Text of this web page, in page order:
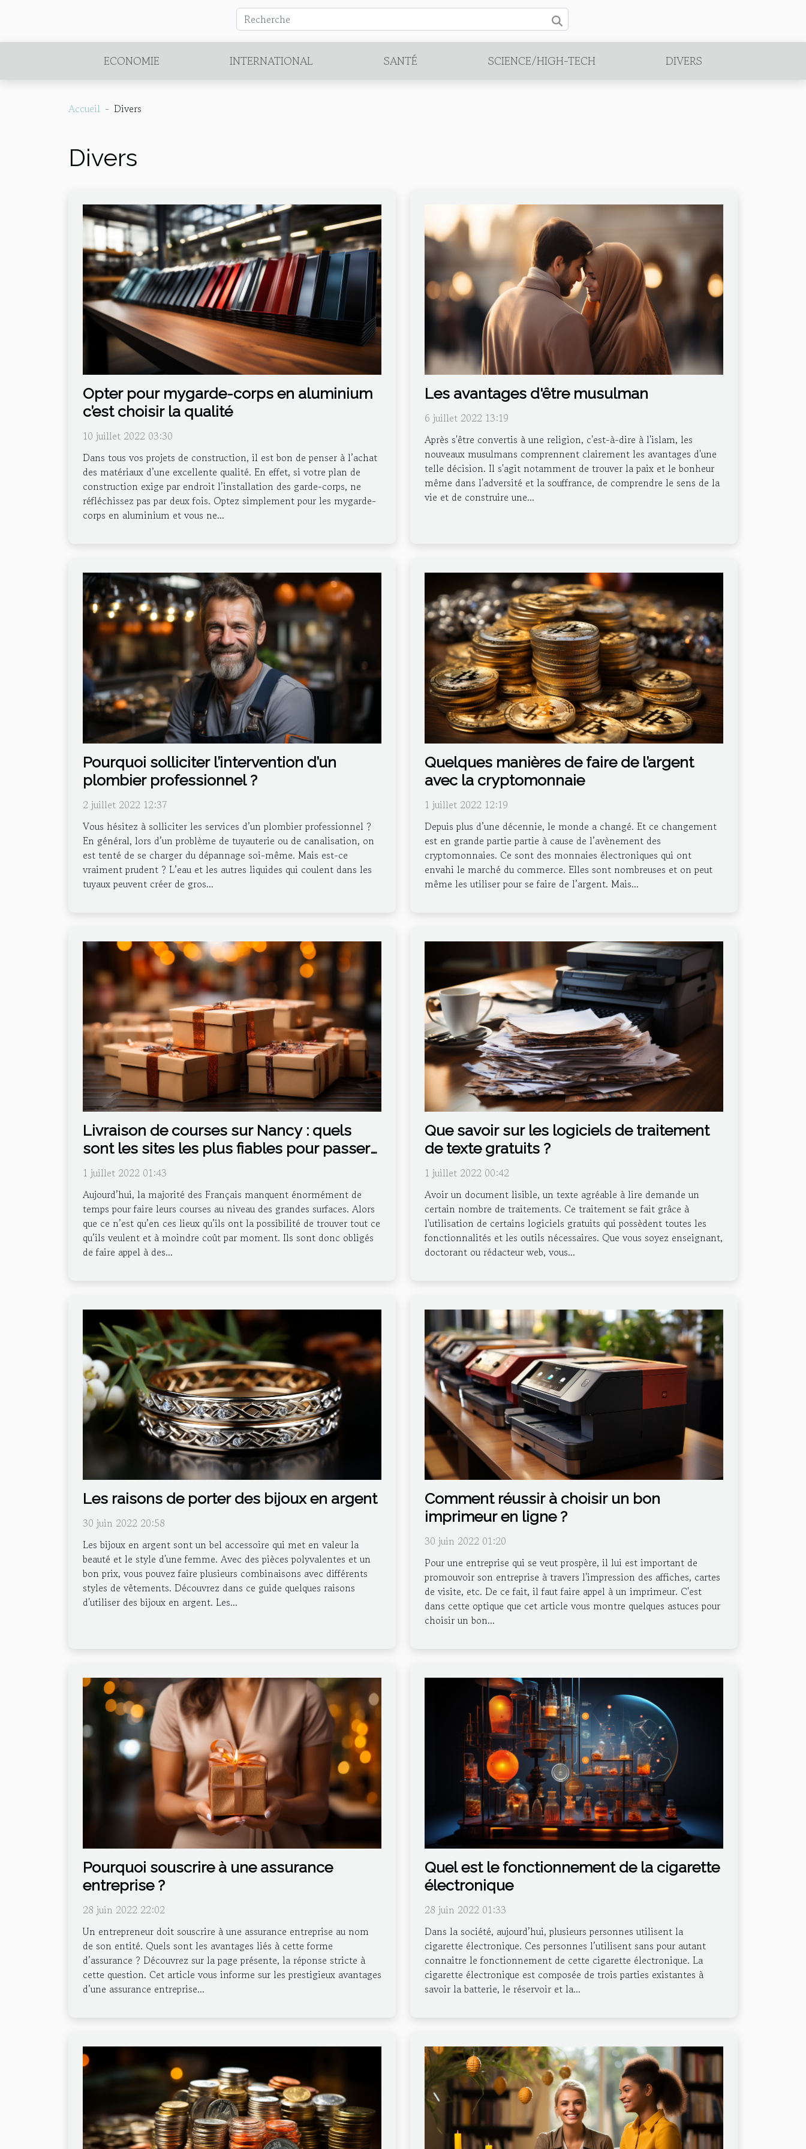
ECONOMIE INTERNATIONAL SANTÉ SCIENCE/HIGH-TECH DIVERS
Accueil Divers
Divers
Opter pour mygarde-corps en aluminium
c’est choisir la qualité
10 juillet 2022 03:30
Dans tous vos projets de construction, il est bon de penser à l’achat
des matériaux d’une excellente qualité. En effet, si votre plan de
construction exige par endroit l’installation des garde-corps, ne
réfléchissez pas par deux fois. Optez simplement pour les mygarde-
corps en aluminium et vous ne...
Les avantages d'être musulman
6 juillet 2022 13:19
Après s'être convertis à une religion, c'est-à-dire à l'islam, les
nouveaux musulmans comprennent clairement les avantages d'une
telle décision. Il s'agit notamment de trouver la paix et le bonheur
même dans l'adversité et la souffrance, de comprendre le sens de la
vie et de construire une...
Pourquoi solliciter l’intervention d’un
plombier professionnel ?
2 juillet 2022 12:37
Vous hésitez à solliciter les services d’un plombier professionnel ?
En général, lors d’un problème de tuyauterie ou de canalisation, on
est tenté de se charger du dépannage soi-même. Mais est-ce
vraiment prudent ? L’eau et les autres liquides qui coulent dans les
tuyaux peuvent créer de gros...
Quelques manières de faire de l’argent
avec la cryptomonnaie
1 juillet 2022 12:19
Depuis plus d’une décennie, le monde a changé. Et ce changement
est en grande partie partie à cause de l’avènement des
cryptomonnaies. Ce sont des monnaies électroniques qui ont
envahi le marché du commerce. Elles sont nombreuses et on peut
même les utiliser pour se faire de l’argent. Mais...
Livraison de courses sur Nancy : quels
sont les sites les plus fiables pour passer
sa commande ?
1 juillet 2022 01:43
Aujourd’hui, la majorité des Français manquent énormément de
temps pour faire leurs courses au niveau des grandes surfaces. Alors
que ce n’est qu’en ces lieux qu’ils ont la possibilité de trouver tout ce
qu’ils veulent et à moindre coût par moment. Ils sont donc obligés
de faire appel à des...
Que savoir sur les logiciels de traitement
de texte gratuits ?
1 juillet 2022 00:42
Avoir un document lisible, un texte agréable à lire demande un
certain nombre de traitements. Ce traitement se fait grâce à
l'utilisation de certains logiciels gratuits qui possèdent toutes les
fonctionnalités et les outils nécessaires. Que vous soyez enseignant,
doctorant ou rédacteur web, vous...
Les raisons de porter des bijoux en argent
30 juin 2022 20:58
Les bijoux en argent sont un bel accessoire qui met en valeur la
beauté et le style d'une femme. Avec des pièces polyvalentes et un
bon prix, vous pouvez faire plusieurs combinaisons avec différents
styles de vêtements. Découvrez dans ce guide quelques raisons
d'utiliser des bijoux en argent. Les...
Comment réussir à choisir un bon
imprimeur en ligne ?
30 juin 2022 01:20
Pour une entreprise qui se veut prospère, il lui est important de
promouvoir son entreprise à travers l'impression des affiches, cartes
de visite, etc. De ce fait, il faut faire appel à un imprimeur. C'est
dans cette optique que cet article vous montre quelques astuces pour
choisir un bon...
Pourquoi souscrire à une assurance
entreprise ?
28 juin 2022 22:02
Un entrepreneur doit souscrire à une assurance entreprise au nom
de son entité. Quels sont les avantages liés à cette forme
d’assurance ? Découvrez sur la page présente, la réponse stricte à
cette question. Cet article vous informe sur les prestigieux avantages
d’une assurance entreprise...
Quel est le fonctionnement de la cigarette
électronique
28 juin 2022 01:33
Dans la société, aujourd’hui, plusieurs personnes utilisent la
cigarette électronique. Ces personnes l’utilisent sans pour autant
connaitre le fonctionnement de cette cigarette électronique. La
cigarette électronique est composée de trois parties existantes à
savoir la batterie, le réservoir et la...